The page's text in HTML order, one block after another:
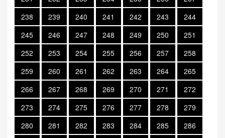
238
239 240 241 242 243
244
245
246 247 248 249 250
251
252
253 254 255 256 257
258
259
260 261 262 263 264
265
266
267 268 269 270 271
272
273
274 275 276 277 278
279
280
281 282 283 284 285
286